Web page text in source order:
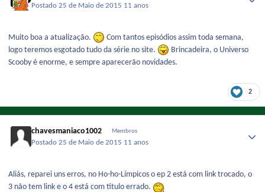
Postado25 de Maio de 2015 11 anos
Muito boa a atualização.
Com tantos episódios assim toda semana,
logo teremos esgotado tudo da série no site.
Brincadeira, o Universo
Scooby é enorme, e sempre aparecerão novidades.
2
chavesmaniaco1002 Membros
Postado25 de Maio de 2015 11 anos
Aliás, reparei uns erros, no Ho-ho-Límpicos o ep 2 está com link trocado, o
3 não tem link e o 4 está com título errado.